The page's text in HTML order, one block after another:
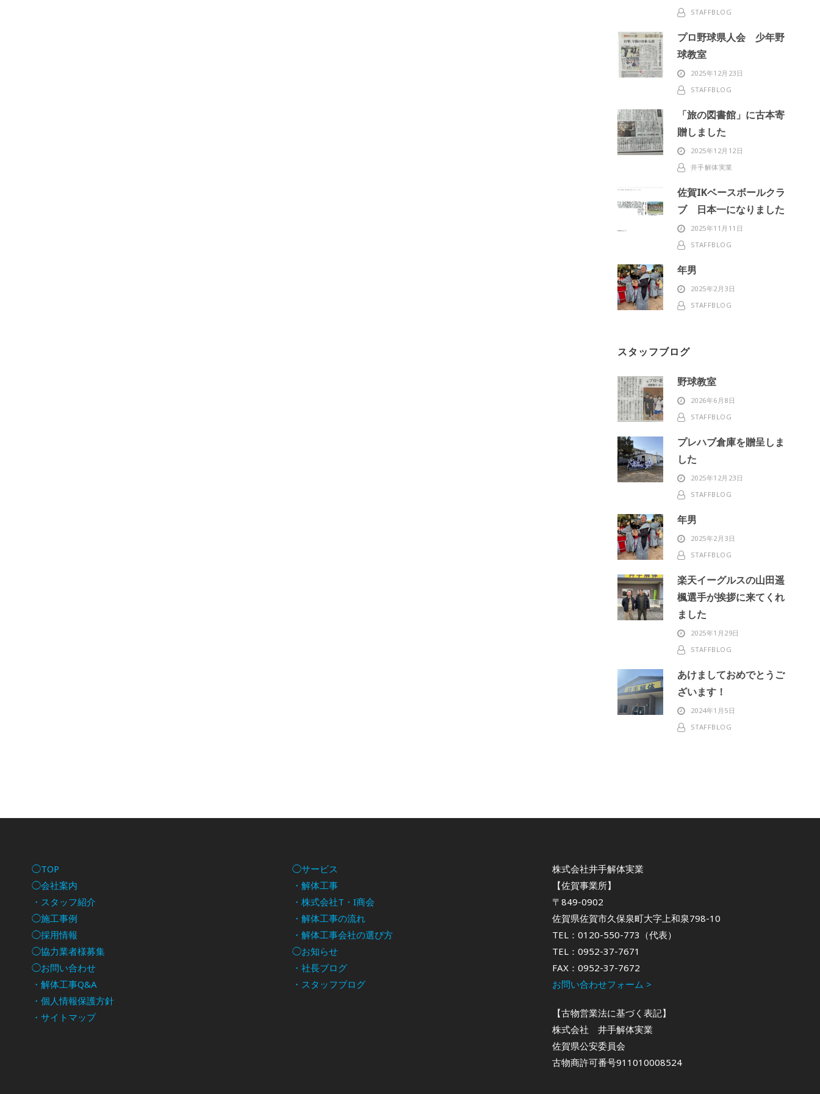
STAFFBLOG
プロ野球県人会 少年野
球教室
2025年12月23日
STAFFBLOG
「旅の図書館」に古本寄
贈しました
2025年12月12日
井手解体実業
佐賀IKベースボールクラ
ブ 日本一になりました
2025年11月11日
STAFFBLOG
年男
2025年2月3日
STAFFBLOG
スタッフブログ
野球教室
2026年6月8日
STAFFBLOG
プレハブ倉庫を贈呈しま
した
2025年12月23日
STAFFBLOG
年男
2025年2月3日
STAFFBLOG
楽天イーグルスの山田遥
楓選手が挨拶に来てくれ
ました
2025年1月29日
STAFFBLOG
あけましておめでとうご
ざいます！
2024年1月5日
STAFFBLOG
◯TOP
◯会社案内
・スタッフ紹介
◯施工事例
◯採用情報
◯協力業者様募集
◯お問い合わせ
・解体工事Q&A
・個人情報保護方針
・サイトマップ
◯サービス
・解体工事
・株式会社T・I商会
・解体工事の流れ
・解体工事会社の選び方
◯お知らせ
・社長ブログ
・スタッフブログ
株式会社井手解体実業
【佐賀事業所】
〒849-0902
佐賀県佐賀市久保泉町大字上和泉798-10
TEL：0120-550-773（代表）
TEL：0952-37-7671
FAX：0952-37-7672
お問い合わせフォーム >
【古物営業法に基づく表記】
株式会社 井手解体実業
佐賀県公安委員会
古物商許可番号911010008524